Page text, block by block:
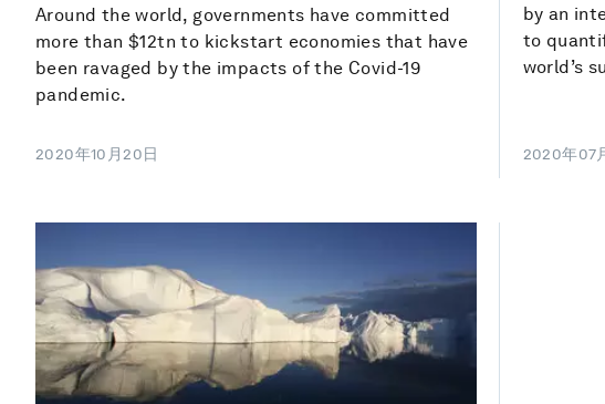
Around the world, governments have committed
more than $12tn to kickstart economies that have
been ravaged by the impacts of the Covid-19
pandemic.
2020年10月20日
by an
to
world’s
2020年07